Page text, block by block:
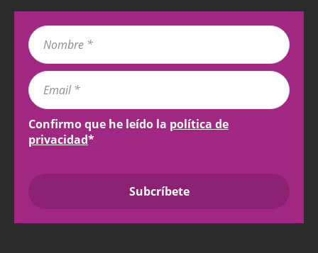
Confirmo que he leído la política de
privacidad*